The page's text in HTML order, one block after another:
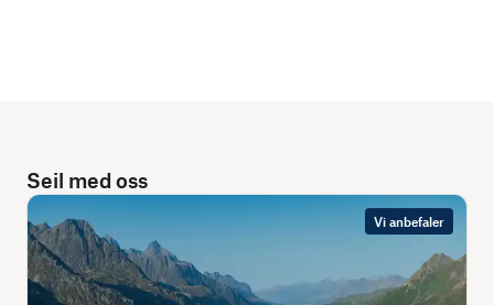
Seil med oss
Vi anbefaler